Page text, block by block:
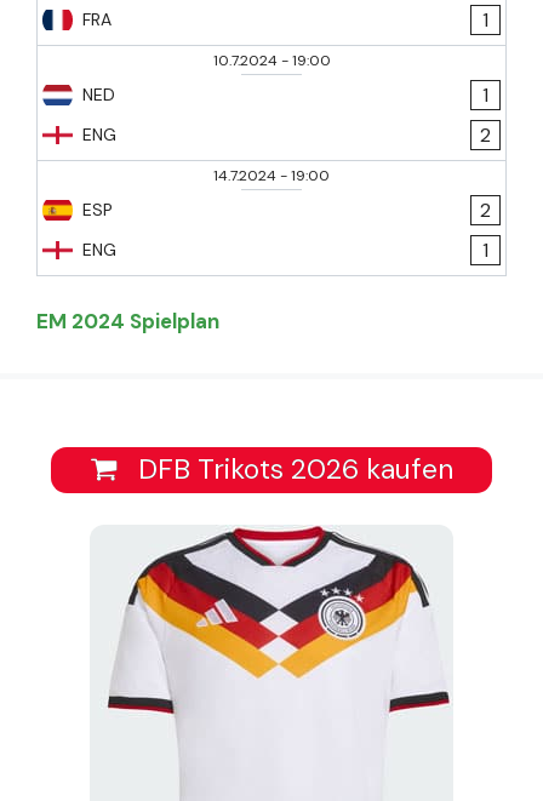
FRA
1
10.7.2024-19:00
NED
ENG
1
2
14.7.2024-19:00
ESP
ENG
2
1
EM 2024 Spielplan
DFB Trikots 2026 kaufen